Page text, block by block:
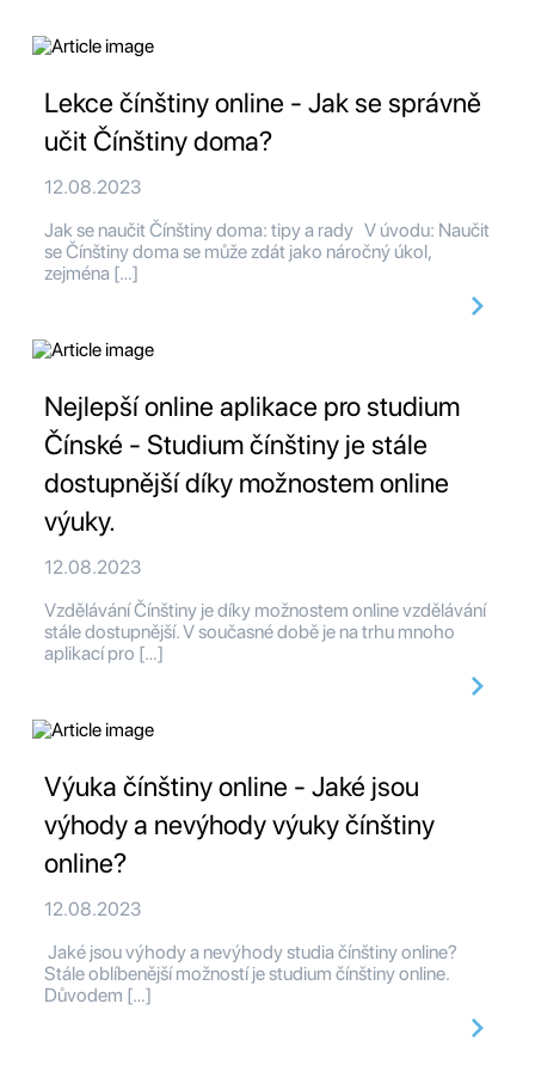
Lekce čínštiny online - Jak se správně
učit Čínštiny doma?
12.08.2023
Jak se naučit Čínštiny doma: tipy a rady V úvodu: Naučit
se Čínštiny doma se může zdát jako náročný úkol,
zejména […]
Nejlepší online aplikace pro studium
Čínské - Studium čínštiny je stále
dostupnější díky možnostem online
výuky.
12.08.2023
Vzdělávání Čínštiny je díky možnostem online vzdělávání
stále dostupnější. V současné době je na trhu mnoho
aplikací pro […]
Výuka čínštiny online - Jaké jsou
výhody a nevýhody výuky čínštiny
online?
12.08.2023
Jaké jsou výhody a nevýhody studia čínštiny online?
Stále oblíbenější možností je studium čínštiny online.
Důvodem […]